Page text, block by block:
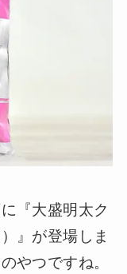
『大盛明太ク
』が登場しま
やつですね。